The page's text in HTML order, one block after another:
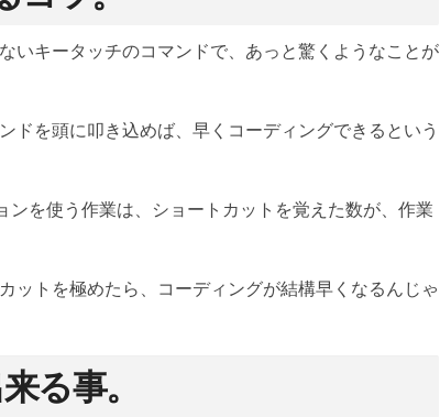
いキータッチのコマンドで、あっと驚くようなことが
ドを頭に叩き込めば、早くコーディングできるという
を使う作業は、ショートカットを覚えた数が、作業
ットを極めたら、コーディングが結構早くなるんじゃ
る事。